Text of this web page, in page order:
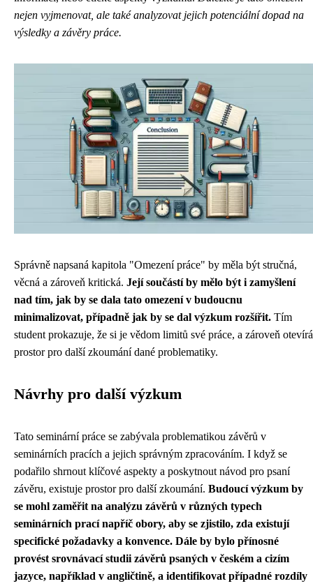
nejen vyjmenovat, ale také analyzovat jejich potenciální dopad na
výsledky a závěry práce.
Správně napsaná kapitola "Omezení práce" by měla být stručná,
věcná a zároveň kritická. Její součástí by mělo být i zamyšlení
nad tím, jak by se dala tato omezení v budoucnu
minimalizovat, případně jak by se dal výzkum rozšířit. Tím
student prokazuje, že si je vědom limitů své práce, a zároveň otevírá
prostor pro další zkoumání dané problematiky.
Návrhy pro další výzkum
Tato seminární práce se zabývala problematikou závěrů v
seminárních pracích a jejich správným zpracováním. I když se
podařilo shrnout klíčové aspekty a poskytnout návod pro psaní
závěru, existuje prostor pro další zkoumání. Budoucí výzkum by
se mohl zaměřit na analýzu závěrů v různých typech
seminárních prací napříč obory, aby se zjistilo, zda existují
specifické požadavky a konvence. Dále by bylo přínosné
provést srovnávací studii závěrů psaných v českém a cizím
jazyce, například v angličtině, a identifikovat případné rozdíly